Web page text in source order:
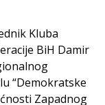
Kluba
BiH Damir
“Demokratske
Zapadnog